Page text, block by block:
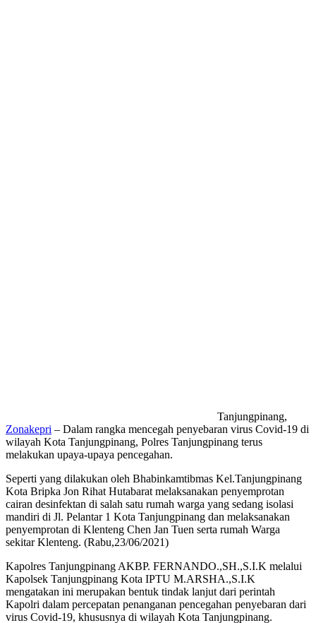
Tanjungpinang,
Zonakepri – Dalam rangka mencegah penyebaran virus Covid-19 di
wilayah Kota Tanjungpinang, Polres Tanjungpinang terus
melakukan upaya-upaya pencegahan.
Seperti yang dilakukan oleh Bhabinkamtibmas Kel.Tanjungpinang
Kota Bripka Jon Rihat Hutabarat melaksanakan penyemprotan
cairan desinfektan di salah satu rumah warga yang sedang isolasi
mandiri di Jl. Pelantar 1 Kota Tanjungpinang dan melaksanakan
penyemprotan di Klenteng Chen Jan Tuen serta rumah Warga
sekitar Klenteng. (Rabu,23/06/2021)
Kapolres Tanjungpinang AKBP. FERNANDO.,SH.,S.I.K melalui
Kapolsek Tanjungpinang Kota IPTU M.ARSHA.,S.I.K
mengatakan ini merupakan bentuk tindak lanjut dari perintah
Kapolri dalam percepatan penanganan pencegahan penyebaran dari
virus Covid-19, khususnya di wilayah Kota Tanjungpinang.